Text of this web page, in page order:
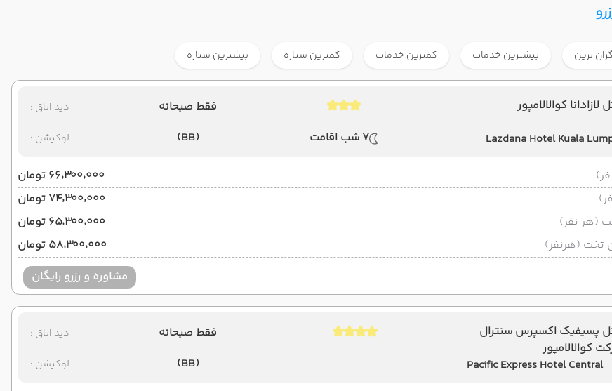
گران ترین بیشترین خدمات کمترین خدمات کمترین ستاره بیشترین ستاره
لازادانا کوالالامپور
Lazdana Hotel Kuala
7 شب اقامت
فقط صبحانه
(BB)
دید اتاق :-
لوکیشن :-
۶۶٬۳۰۰٬۰۰۰ تومان
۷۴٬۳۰۰٬۰۰۰ تومان
(هر نفر)
۶۵٬۳۰۰٬۰۰۰ تومان
تخت (هرنفر)
۵۸٬۳۰۰٬۰۰۰ تومان
مشاوره و رزرو رایگان
پسیفیک اکسپرس سنترال
کوالالامپور
Pacific Express Hotel Central
فقط صبحانه
(BB)
دید اتاق :-
لوکیشن :-